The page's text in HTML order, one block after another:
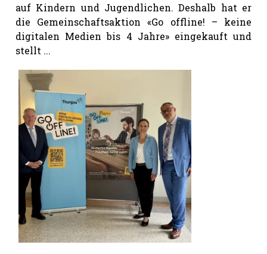
auf Kindern und Jugendlichen. Deshalb hat er
die Gemeinschaftsaktion «Go offline! – keine
digitalen Medien bis 4 Jahre» eingekauft und
stellt ...